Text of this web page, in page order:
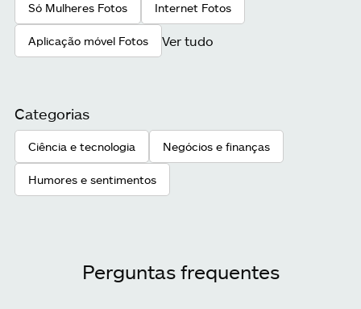
Só Mulheres Fotos Internet Fotos
Aplicação móvel Fotos Ver tudo
Categorias
Ciência e tecnologia Negócios e finanças
Humores e sentimentos
Perguntas frequentes